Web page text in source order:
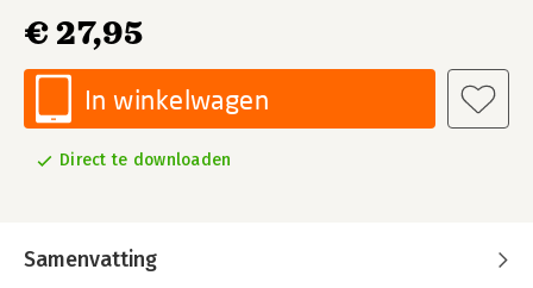
€ 27,95
In winkelwagen
Direct te downloaden
Samenvatting